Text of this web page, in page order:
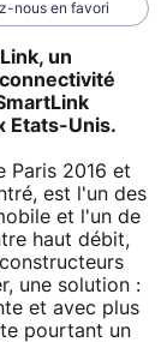
nous en favori
un
Etats-Unis.
Paris 2016 et
est l'un des
et l'un de
haut débit,
une solution :
et avec plus
pourtant un